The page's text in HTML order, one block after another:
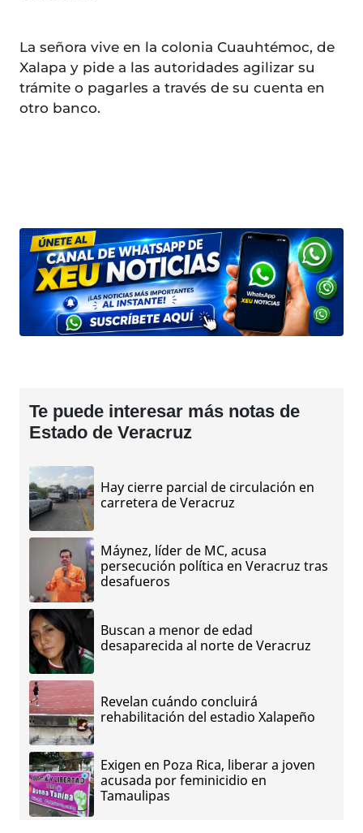
La señora vive en la colonia Cuauhtémoc, de
Xalapa y pide a las autoridades agilizar su
trámite o pagarles a través de su cuenta en
otro banco.
Te puede interesar más notas de
Estado de Veracruz
Hay cierre parcial de circulación en
carretera de Veracruz
Máynez, líder de MC, acusa
persecución política en Veracruz tras
desafueros
Buscan a menor de edad
desaparecida al norte de Veracruz
Revelan cuándo concluirá
rehabilitación del estadio Xalapeño
Exigen en Poza Rica, liberar a joven
acusada por feminicidio en
Tamaulipas